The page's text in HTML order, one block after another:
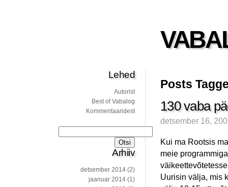
Posts
130 vaba
detsember 16,
Kui ma Rootsis
meie
Uurisin välja, mis
Lehed
Autorist
Best of Vabalog
Kommentaaridest
Arhiiv
detsember 2014 (2)
jaanuar 2014 (1)